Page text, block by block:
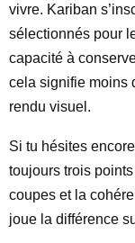
vivre. Kariban
sélectionnés pour
capacité à
cela signifie moins
rendu visuel.
Si tu hésites
toujours trois
coupes et la
joue la différence